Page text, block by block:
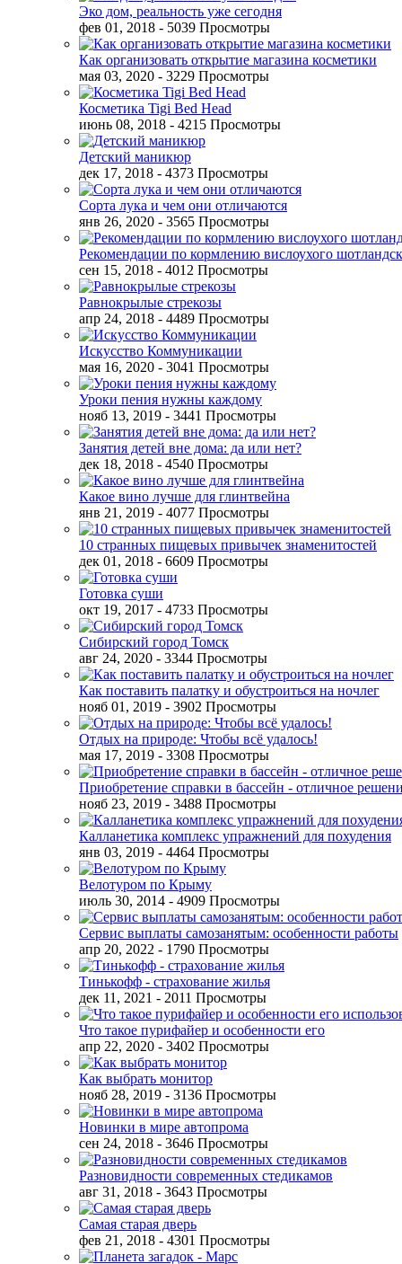
Эко дом, реальность уже сегодня
фев 01, 2018 - 5039 Просмотры
Как организовать открытие магазина косметики
мая 03, 2020 - 3229 Просмотры
Косметика Tigi Bed Head
июнь 08, 2018 - 4215 Просмотры
Детский маникюр
дек 17, 2018 - 4373 Просмотры
Сорта лука и чем они отличаются
янв 26, 2020 - 3565 Просмотры
Рекомендации по кормлению вислоухого
сен 15, 2018 - 4012 Просмотры
Равнокрылые стрекозы
апр 24, 2018 - 4489 Просмотры
Искусство Коммуникации
мая 16, 2020 - 3041 Просмотры
Уроки пения нужны каждому
нояб 13, 2019 - 3441 Просмотры
Занятия детей вне дома: да или нет?
дек 18, 2018 - 4540 Просмотры
Какое вино лучше для глинтвейна
янв 21, 2019 - 4077 Просмотры
10 странных пищевых привычек знаменитостей
дек 01, 2018 - 6609 Просмотры
Готовка суши
окт 19, 2017 - 4733 Просмотры
Сибирский город Томск
авг 24, 2020 - 3344 Просмотры
Как поставить палатку и обустроиться на ночлег
нояб 01, 2019 - 3902 Просмотры
Отдых на природе: Чтобы всё удалось!
мая 17, 2019 - 3308 Просмотры
Приобретение справки в бассейн - отличное
нояб 23, 2019 - 3488 Просмотры
Калланетика комплекс упражнений для похудения
янв 03, 2019 - 4464 Просмотры
Велотуром по Крыму
июль 30, 2014 - 4909 Просмотры
Сервис выплаты самозанятым: особенности работы
апр 20, 2022 - 1790 Просмотры
Тинькофф - страхование жилья
дек 11, 2021 - 2011 Просмотры
Что такое пурифайер и особенности его
апр 22, 2020 - 3402 Просмотры
Как выбрать монитор
нояб 28, 2019 - 3136 Просмотры
Новинки в мире автопрома
сен 24, 2018 - 3646 Просмотры
Разновидности современных стедикамов
авг 31, 2018 - 3643 Просмотры
Самая старая дверь
фев 21, 2018 - 4301 Просмотры